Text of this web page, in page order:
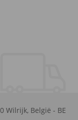
Wilrijk, België - BE